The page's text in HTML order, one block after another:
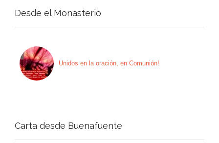
Desde el Monasterio
Unidos en la oración, en Comunión!
Carta desde Buenafuente